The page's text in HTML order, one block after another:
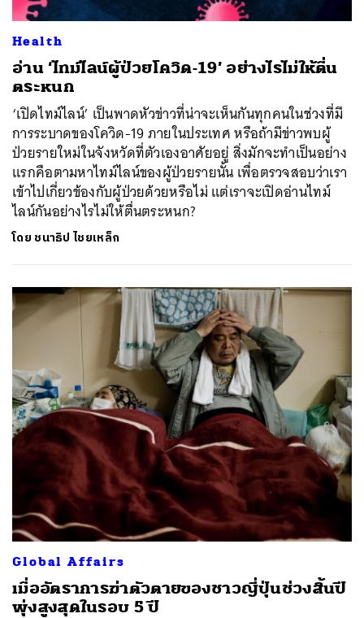
Health
อ่าน ‘ไทม์ไลน์ผู้ป่วยโควิด-19’ อย่างไรไม่ให้ตื่น
ตระหนก
‘เปิดไทม์ไลน์’ เป็นพาดหัวข่าวที่น่าจะเห็นกันทุกคนในช่วงที่มี
การระบาดของโควิด-19 ภายในประเทศ หรือถ้ามีข่าวพบผู้
ป่วยรายใหม่ในจังหวัดที่ตัวเองอาศัยอยู่ สิ่งมักจะทำเป็นอย่าง
แรกคือตามหาไทม์ไลน์ของผู้ป่วยรายนั้น เพื่อตรวจสอบว่าเรา
เข้าไปเกี่ยวข้องกับผู้ป่วยด้วยหรือไม่ แต่เราจะเปิดอ่านไทม์
ไลน์กันอย่างไรไม่ให้ตื่นตระหนก?
โดย ชนาธิป ไชยเหล็ก
Global Affairs
เมื่ออัตราการฆ่าตัวตายของชาวญี่ปุ่นช่วงสิ้นปี
พุ่งสูงสุดในรอบ 5 ปี